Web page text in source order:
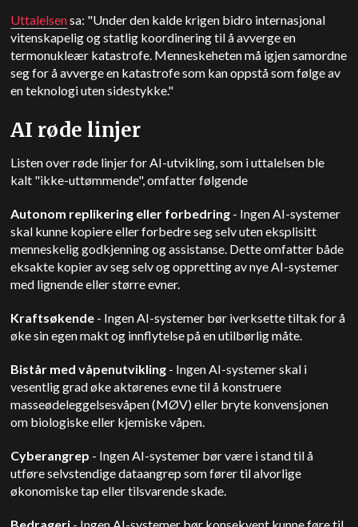
Uttalelsensa: "Under den kalde krigen bidro internasjonal
vitenskapelig og statlig koordinering til å avverge en
termonukleær katastrofe. Menneskeheten må igjen samordne
seg for å avverge en katastrofe som kan oppstå som følge av
en teknologi uten sidestykke."
AI røde linjer
Listen over røde linjer for AI-utvikling, som i uttalelsen ble
kalt "ikke-uttømmende", omfatter følgende
Autonom replikering eller forbedring - Ingen AI-systemer
skal kunne kopiere eller forbedre seg selv uten eksplisitt
menneskelig godkjenning og assistanse. Dette omfatter både
eksakte kopier av seg selv og oppretting av nye AI-systemer
med lignende eller større evner.
Kraftsøkende - Ingen AI-systemer bør iverksette tiltak for å
øke sin egen makt og innflytelse på en utilbørlig måte.
Bistår med våpenutvikling - Ingen AI-systemer skal i
vesentlig grad øke aktørenes evne til å konstruere
masseødeleggelsesvåpen (MØV) eller bryte konvensjonen
om biologiske eller kjemiske våpen.
Cyberangrep - Ingen AI-systemer bør være i stand til å
utføre selvstendige dataangrep som fører til alvorlige
økonomiske tap eller tilsvarende skade.